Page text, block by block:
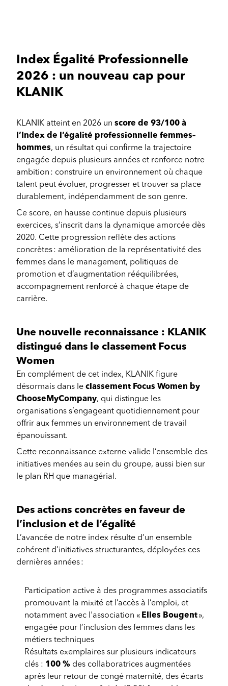
Index Égalité Professionnelle
2026 : un nouveau cap pour
KLANIK
KLANIK atteint en 2026 un score de 93/100 à
l’Index de l’égalité professionnelle femmes–
hommes, un résultat qui confirme la trajectoire
engagée depuis plusieurs années et renforce notre
ambition : construire un environnement où chaque
talent peut évoluer, progresser et trouver sa place
durablement, indépendamment de son genre.
Ce score, en hausse continue depuis plusieurs
exercices, s’inscrit dans la dynamique amorcée dès
2020. Cette progression reflète des actions
concrètes : amélioration de la représentativité des
femmes dans le management, politiques de
promotion et d’augmentation rééquilibrées,
accompagnement renforcé à chaque étape de
carrière.
Une nouvelle reconnaissance : KLANIK
distingué dans le classement Focus
Women
En complément de cet index, KLANIK figure
désormais dans le classement Focus Women by
ChooseMyCompany, qui distingue les
organisations s’engageant quotidiennement pour
offrir aux femmes un environnement de travail
épanouissant.
Cette reconnaissance externe valide l’ensemble des
initiatives menées au sein du groupe, aussi bien sur
le plan RH que managérial.
Des actions concrètes en faveur de
l’inclusion et de l’égalité
L’avancée de notre index résulte d’un ensemble
cohérent d’initiatives structurantes, déployées ces
dernières années :
Participation active à des programmes associatifs
promouvant la mixité et l’accès à l’emploi, et
notamment avec l'association « Elles Bougent»,
engagée pour l’inclusion des femmes dans les
métiers techniques
Résultats exemplaires sur plusieurs indicateurs
clés : 100 % des collaboratrices augmentées
après leur retour de congé maternité, des écarts